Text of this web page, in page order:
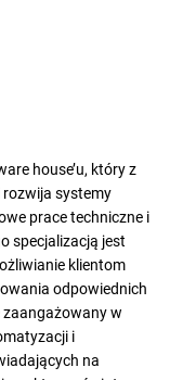
house’u, który z
systemy
prace techniczne i
specjalizacją jest
klientom
odpowiednich
w
i
na